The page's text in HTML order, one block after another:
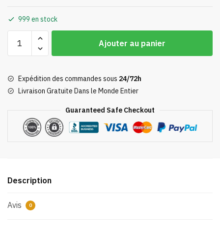
999 en stock
Mon
Voisin
Ajouter au panier
Expédition des commandes sous 24/72h
Livraison Gratuite Dans le Monde Entier
Guaranteed Safe Checkout
Description
Avis 0